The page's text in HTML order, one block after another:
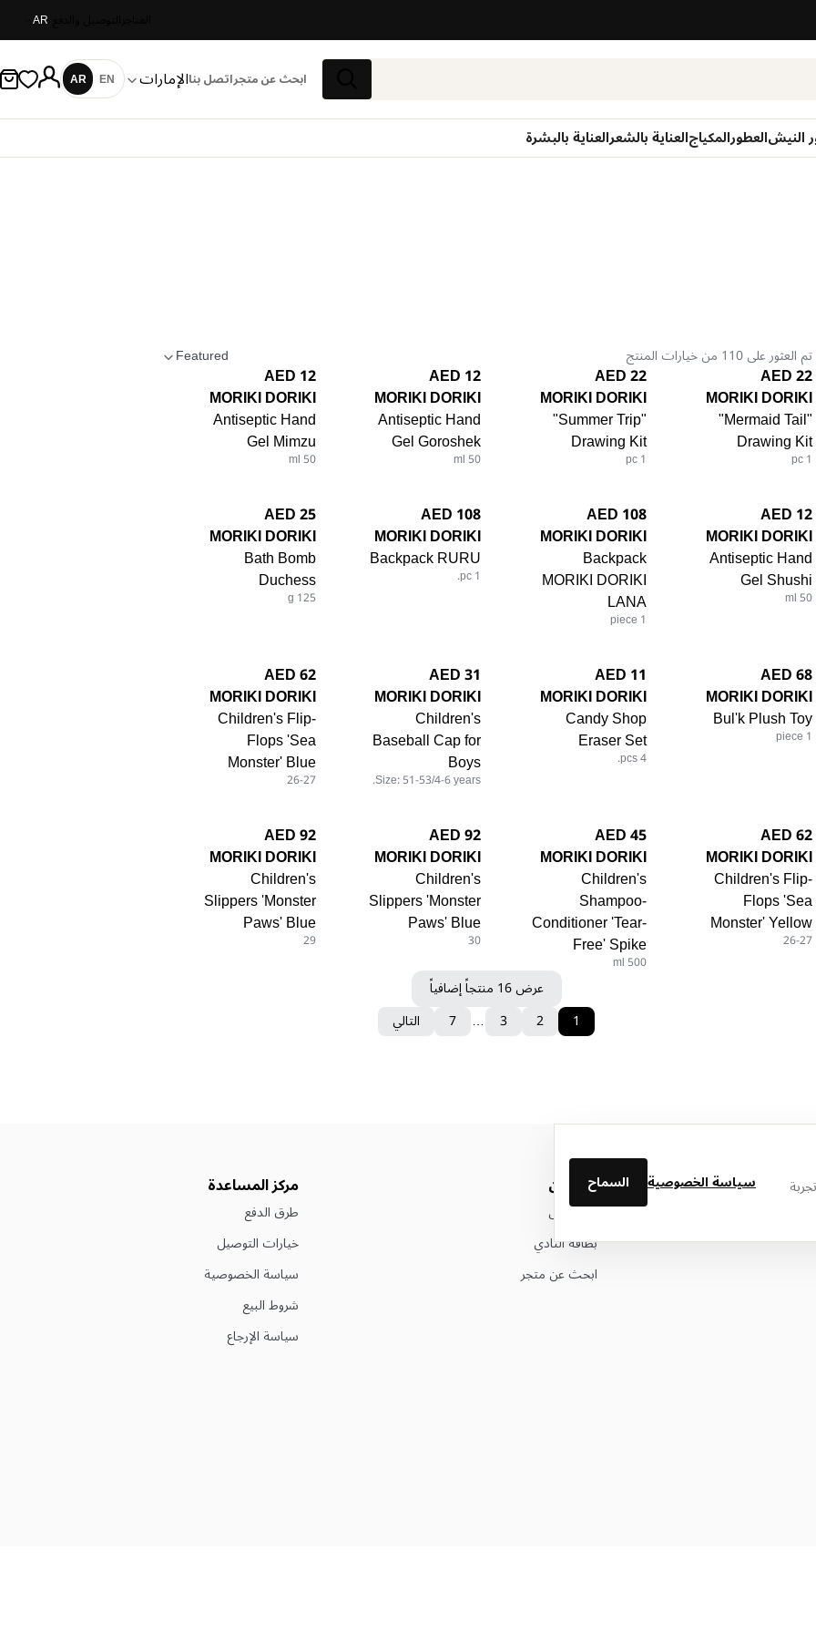
AR
بحث
ابحث عن متجراتصل بناالإمارات اللغة
EN
AR
النيشالعطورالمكياجالعناية بالشعرالعناية بالبشرة
تم العثور على 110 من خيارات المنتج Featured
22 AED
MORIKI DORIKI
"Mermaid Tail"
Drawing Kit
1 pc
22 AED
MORIKI DORIKI
"Summer Trip"
Drawing Kit
1 pc
12 AED
MORIKI DORIKI
Antiseptic Hand
Gel Goroshek
50 ml
12 AED
MORIKI DORIKI
Antiseptic Hand
Gel Mimzu
50 ml
12 AED
MORIKI DORIKI
Antiseptic Hand
Gel Shushi
50 ml
108 AED
MORIKI DORIKI
Backpack
MORIKI DORIKI
LANA
1 piece
108 AED
MORIKI DORIKI
Backpack RURU
1 pc.
25 AED
MORIKI DORIKI
Bath Bomb
Duchess
125 g
68 AED
MORIKI DORIKI
Bul'k Plush Toy
1 piece
11 AED
MORIKI DORIKI
Candy Shop
Eraser Set
4 pcs.
31 AED
MORIKI DORIKI
Children's
Baseball Cap for
Boys
Size: 51-53/4-6 years.
62 AED
MORIKI DORIKI
Children's Flip-
Flops 'Sea
Monster' Blue
26-27
62 AED
MORIKI DORIKI
Children's Flip-
Flops 'Sea
Monster' Yellow
26-27
45 AED
MORIKI DORIKI
Children's
Shampoo-
Conditioner 'Tear-
Free' Spike
500 ml
92 AED
MORIKI DORIKI
Children's
Slippers 'Monster
Paws' Blue
30
92 AED
MORIKI DORIKI
Children's
Slippers 'Monster
Paws' Blue
29
عرض 16 منتجاً إضافياً
1
2
3
…
7 التالي
سياسة الخصوصية السماحمن نحن
عن ليتوال
بطاقة النادي
ابحث عن متجر
مركز المساعدة
طرق الدفع
خيارات التوصيل
سياسة الخصوصية
شروط البيع
سياسة الإرجاع